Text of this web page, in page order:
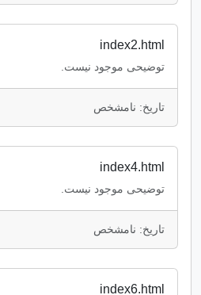
index2.html
توضیحی موجود نیست.
تاریخ: نامشخص
index4.html
توضیحی موجود نیست.
تاریخ: نامشخص
index6.html